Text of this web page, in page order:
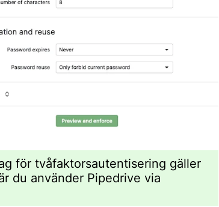
för tvåfaktorsautentisering gäller
du använder Pipedrive via